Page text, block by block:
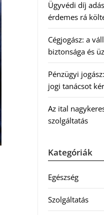
Ügyvédi díj
érdemes rá
Cégjogász: a
biztonsága és
Pénzügyi
jogi tanácsot
Az ital
szolgáltatás
Kategóriák
Egészség
Szolgáltatás